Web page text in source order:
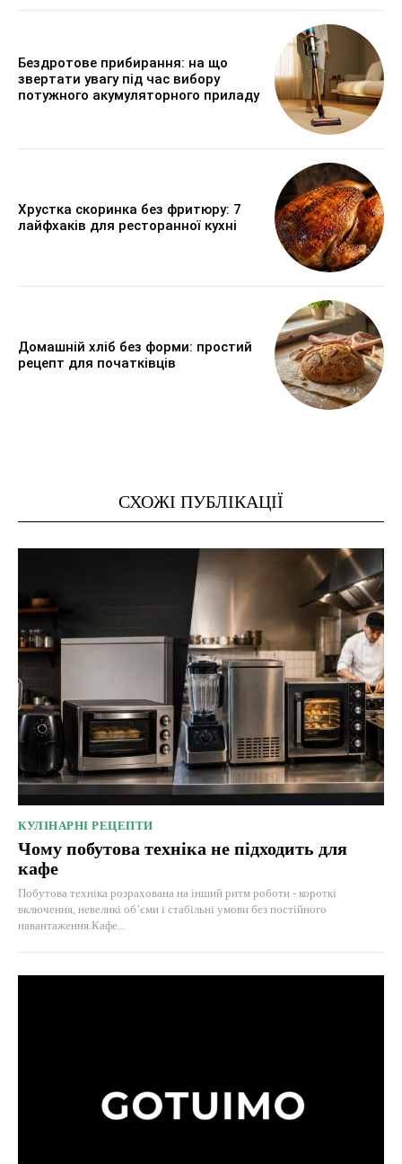
Бездротове прибирання: на що
звертати увагу під час вибору
потужного акумуляторного приладу
Хрустка скоринка без фритюру: 7
лайфхаків для ресторанної кухні
Домашній хліб без форми: простий
рецепт для початківців
СХОЖІ ПУБЛІКАЦІЇ
КУЛІНАРНІ РЕЦЕПТИ
Чому побутова техніка не підходить для
кафе
Побутова техніка розрахована на інший ритм роботи - короткі
включення, невеликі об’єми і стабільні умови без постійного
навантаження.Кафе...